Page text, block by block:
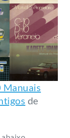
Manuais
de